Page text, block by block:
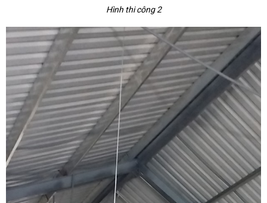
Hình thi công 2